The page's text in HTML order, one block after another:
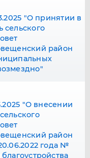
"О принятии в
сельского
район
"О внесении
район
года №